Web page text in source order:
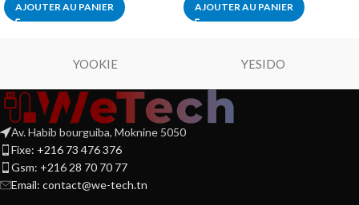
AJOUTER AU PANIER AJOUTER AU PANIER
YOOKIE YESIDO
Av. Habib bourguiba, Moknine 5050
Fixe: +216 73 476 376
Gsm: +216 28 70 70 77
Email: contact@we-tech.tn